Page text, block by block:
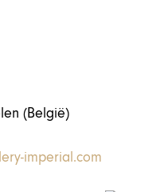
(België)
imperial.com